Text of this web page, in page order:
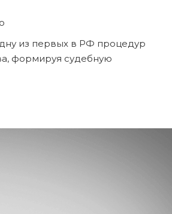
из первых в РФ процедур
формируя судебную